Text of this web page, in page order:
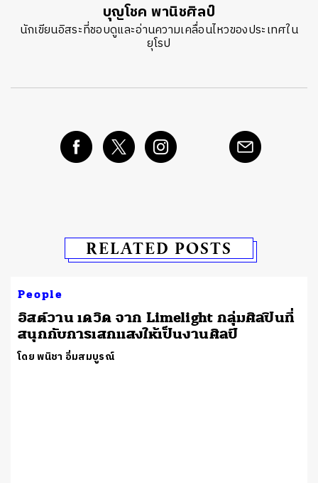
บุญโชค พานิชศิลป์
นักเขียนอิสระที่ชอบดูและอ่านความเคลื่อนไหวของประเทศใน
ยุโรป
RELATED POSTS
People
อิสต์วาน เดวิด จาก Limelight กลุ่มศิลปินที่
สนุกกับการเสกแสงให้เป็นงานศิลป์
โดย พนิชา อิ่มสมบูรณ์